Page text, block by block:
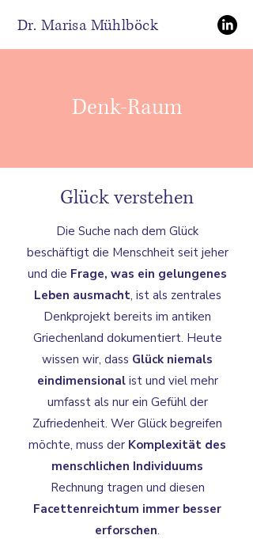
Dr. Marisa Mühlböck
Denk-Raum
Glück verstehen
Die Suche nach dem Glück
beschäftigt die Menschheit seit jeher
und die Frage, was ein gelungenes
Leben ausmacht, ist als zentrales
Denkprojekt bereits im antiken
Griechenland dokumentiert. Heute
wissen wir, dass Glück niemals
eindimensional ist und viel mehr
umfasst als nur ein Gefühl der
Zufriedenheit. Wer Glück begreifen
möchte, muss der Komplexität des
menschlichen Individuums
Rechnung tragen und diesen
Facettenreichtum immer besser
erforschen.